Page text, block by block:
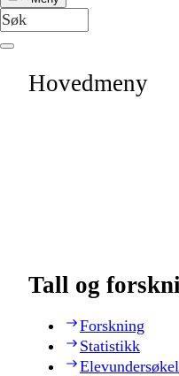
Hovedmeny
Tall og
Forskning
Statistikk